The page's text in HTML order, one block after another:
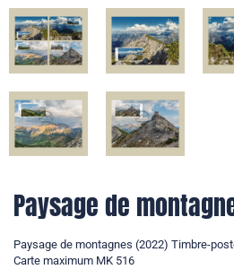
Paysage de
Paysage de montagnes (2022) Timbre-
Carte maximum MK 516